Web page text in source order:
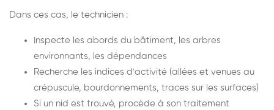
Dans ces cas, le technicien :
Inspecte les abords du bâtiment, les arbres
environnants, les dépendances
Recherche les indices d'activité (allées et venues au
crépuscule, bourdonnements, traces sur les surfaces)
Si un nid est trouvé, procède à son traitement